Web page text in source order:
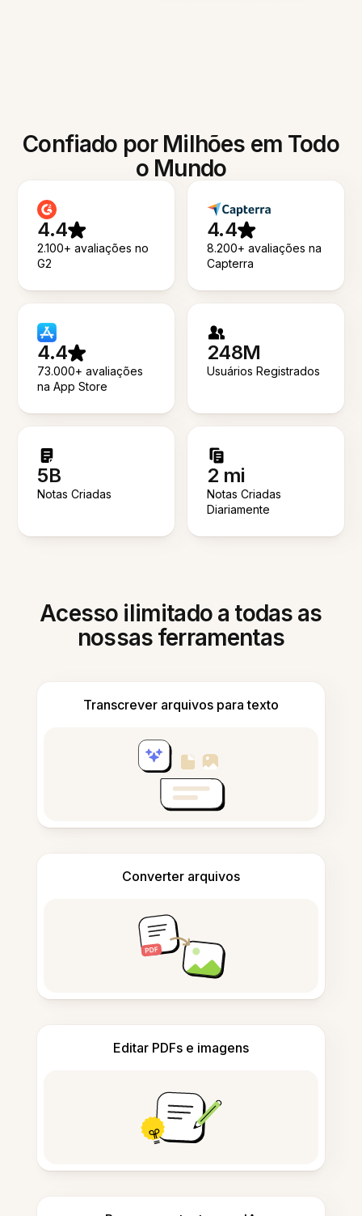
Confiado por Milhões em Todo
o Mundo
4.4
2.100+ avaliações no
G2
4.4
8.200+ avaliações na
Capterra
4.4
73.000+ avaliações
na App Store
248M
Usuários Registrados
5B
Notas Criadas
2 mi
Notas Criadas
Diariamente
Acesso ilimitado a todas as
nossas ferramentas
Transcrever arquivos para texto
Converter arquivos
Editar PDFs e imagens